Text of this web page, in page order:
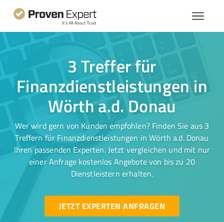
3 Treffer für
Finanzdienstleistungen in
Wörth a.d. Donau
Wer wird gern von Kunden empfohlen? Finden Sie aus 3
Treffern für Finanzdienstleistungen in Wörth a.d. Donau
Ihren passenden Experten. Jetzt vergleichen und mit nur
einer Anfrage kostenlos Angebote von bis zu 20
Dienstleistern erhalten.
JETZT EXPERTEN ANFRAGEN